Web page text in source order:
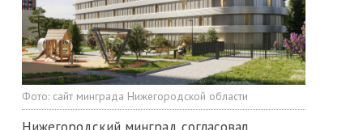
Фото: сайт минграда Нижегородской области